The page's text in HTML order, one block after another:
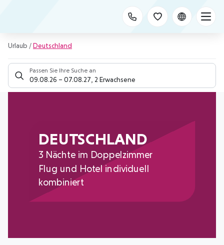
Urlaub /Deutschland
Passen Sie Ihre Suche an
09.08.26 – 07.08.27 2 Erwachsene
DEUTSCHLAND
3 Nächte im Doppelzimmer
Flug und Hotel individuell
kombiniert